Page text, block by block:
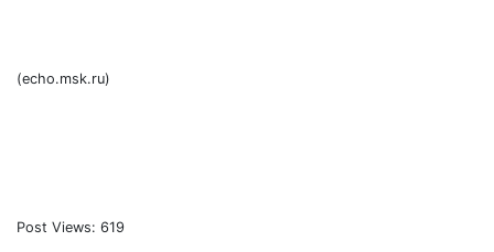
(echo.msk.ru)
Post Views: 619